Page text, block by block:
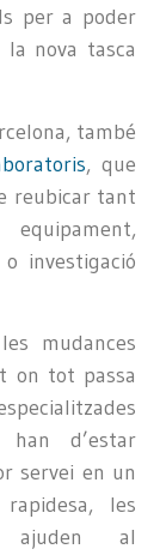
per a poder
nova tasca
també
, que
reubicar tant
investigació
mudances
on tot passa
d’estar
servei en un
les
ajuden al